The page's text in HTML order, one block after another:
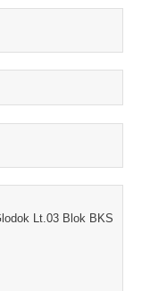
Lt.03 Blok BKS